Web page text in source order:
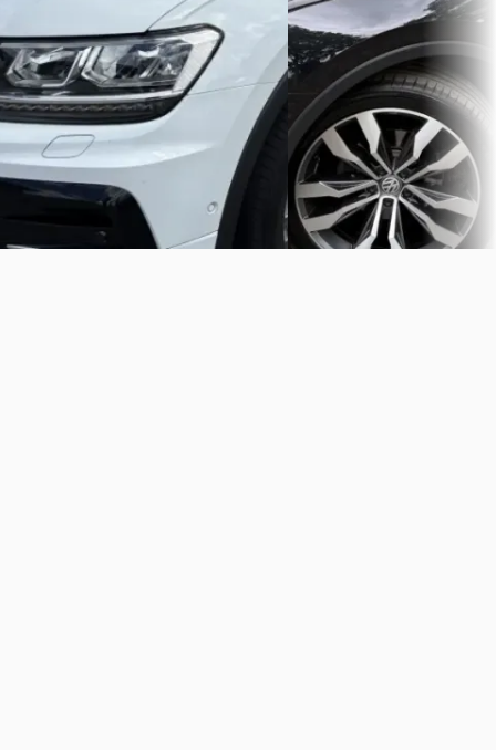
James Autoservice Van Batum
Beverwijk
Bekijk aanbieding →
Vergelijk
2017 · 85.772 km · Benzine
Automaat
Autobedrijf Pepers· Erp
Bekijk aanbieding →
Vergelijk